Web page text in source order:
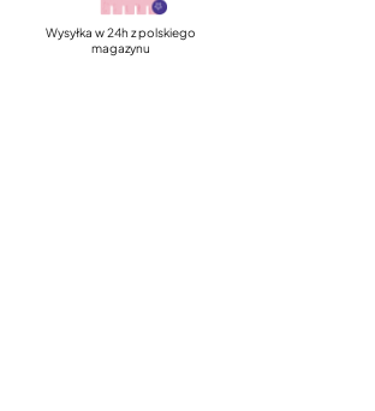
Wysyłka w 24h z polskiego
magazynu